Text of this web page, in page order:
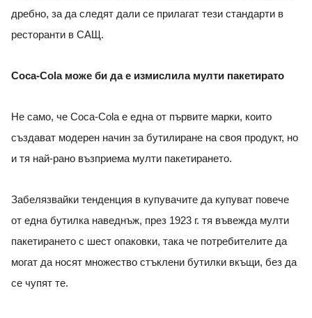
дребно, за да следят дали се прилагат тези стандарти в
ресторанти в САЩ.
Coca-Cola може би да е измислила мулти пакетирато
Не само, че Coca-Cola е една от първите марки, които
създават модерен начин за бутилиране на своя продукт, но
и тя най-рано възприема мулти пакетирането.
Забелязвайки тенденция в купувачите да купуват повече
от една бутилка наведнъж, през 1923 г. тя въвежда мулти
пакетирането с шест опаковки, така че потребителите да
могат да носят множество стъклени бутилки вкъщи, без да
се чупят те.